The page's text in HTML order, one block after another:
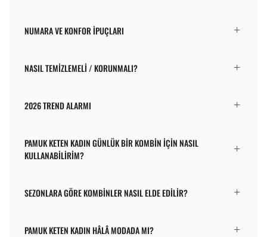
NUMARA VE KONFOR İPUÇLARI
NASIL TEMIZLEMELI / KORUNMALI?
2026 TREND ALARMI
PAMUK KETEN KADIN GÜNLÜK BIR KOMBIN IÇIN NASIL
KULLANABILIRIM?
SEZONLARA GÖRE KOMBINLER NASIL ELDE EDILIR?
PAMUK KETEN KADIN HÂLÂ MODADA MI?